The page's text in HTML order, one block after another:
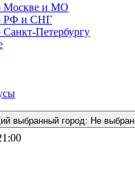
Москве и МО
РФ и СНГ
Санкт-Петербургу
выбранный город: Не выбран